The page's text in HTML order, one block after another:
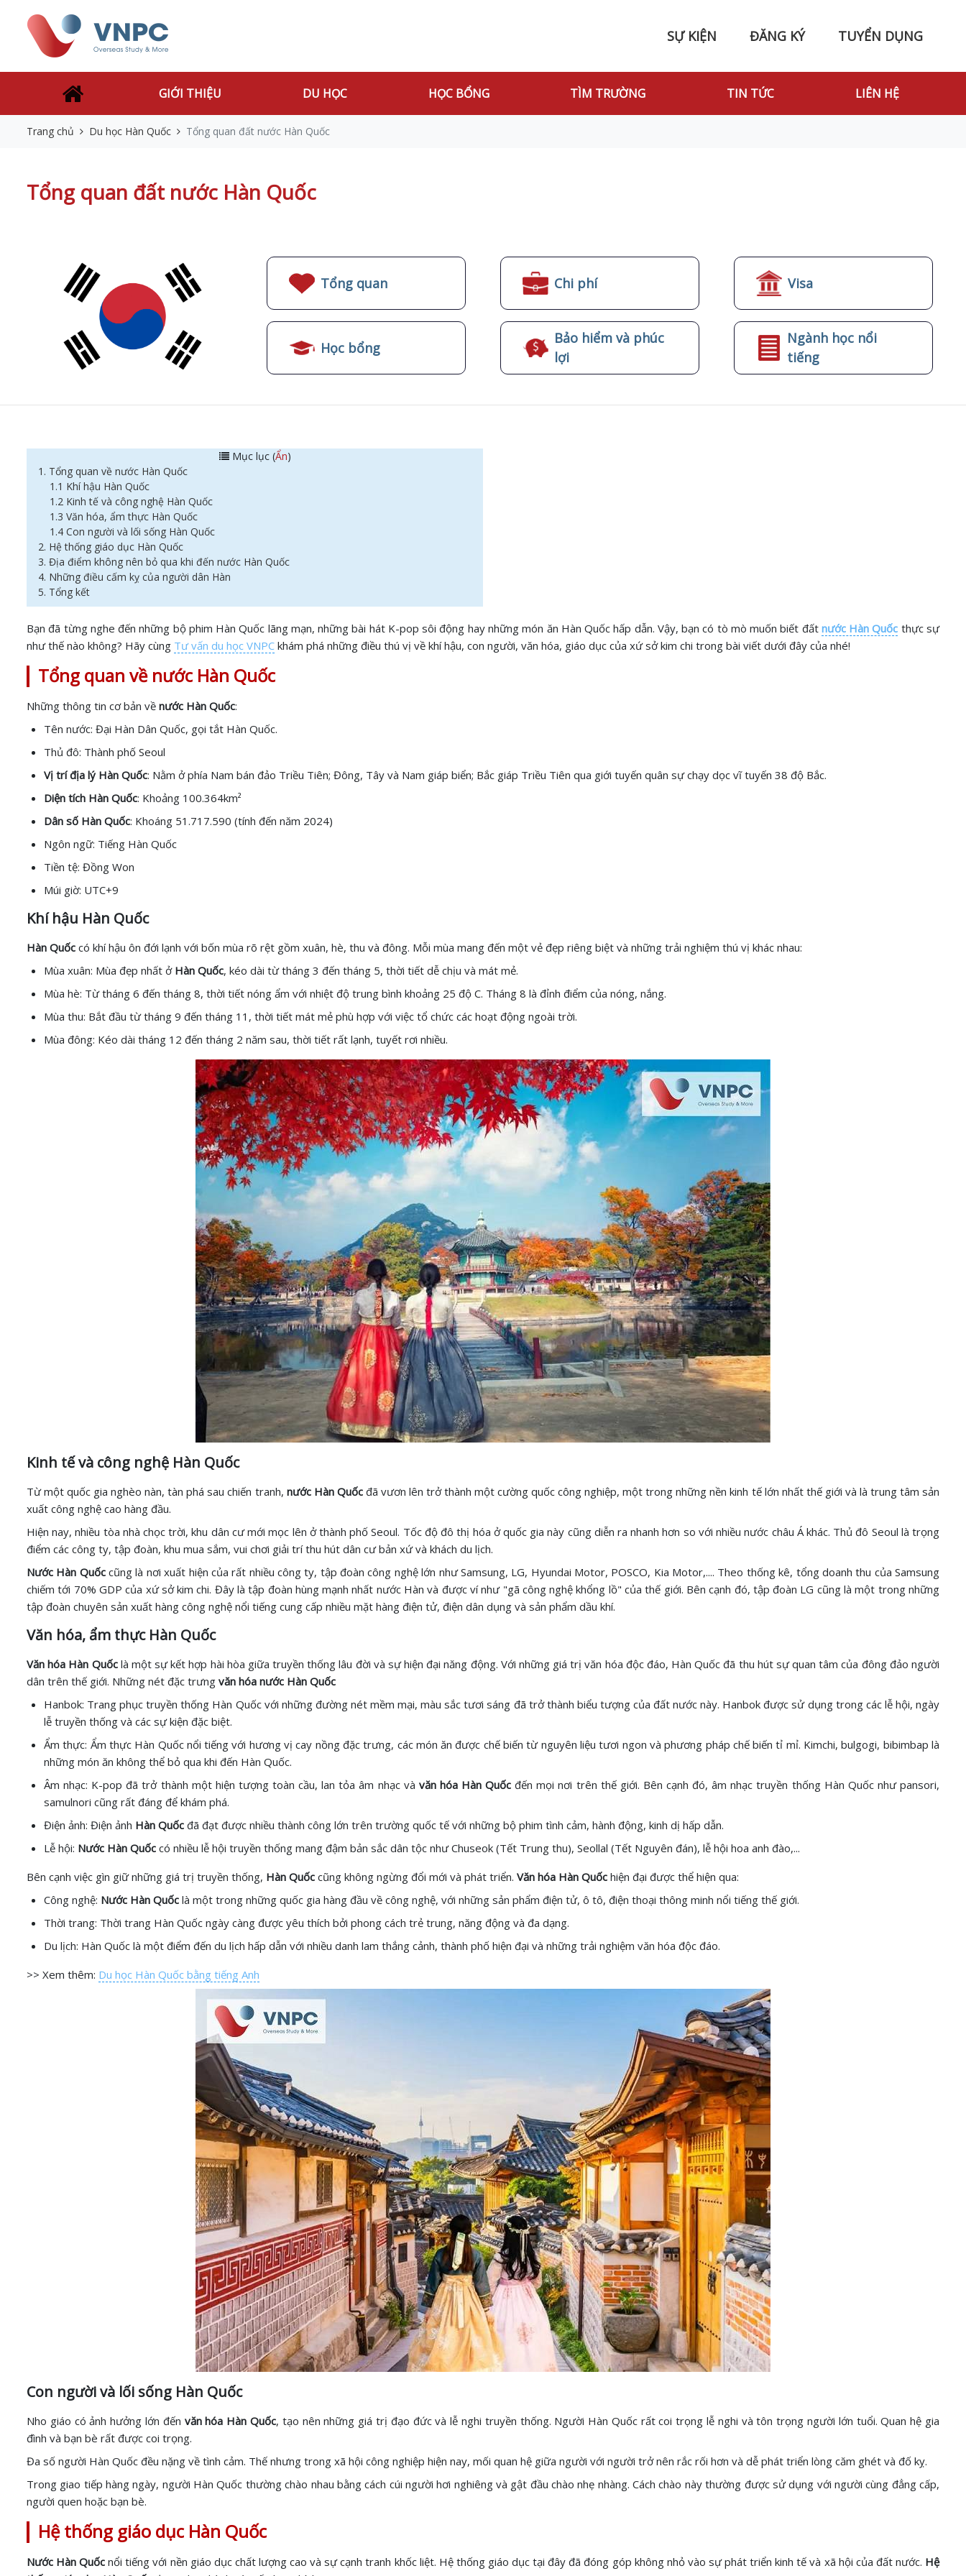
SỰ KIỆN ĐĂNG KÝ TUYỂN DỤNG
GIỚI THIỆU DU HỌC HỌC BỔNG TÌM TRƯỜNG TIN TỨC LIÊN HỆ
Trang chủ Du học Hàn Quốc Tổng quan đất nước Hàn Quốc
Tổng quan đất nước Hàn Quốc
Tổng quan
Học bổng
Chi phí
Bảo hiểm và phúc
lợi
Visa
Ngành học nổi
tiếng
Mục lục (Ẩn)
1. Tổng quan về nước Hàn Quốc
1.1 Khí hậu Hàn Quốc
1.2 Kinh tế và công nghệ Hàn Quốc
1.3 Văn hóa, ẩm thực Hàn Quốc
1.4 Con người và lối sống Hàn Quốc
2. Hệ thống giáo dục Hàn Quốc
3. Địa điểm không nên bỏ qua khi đến nước Hàn Quốc
4. Những điều cấm kỵ của người dân Hàn
5. Tổng kết
Bạn đã từng nghe đến những bộ phim Hàn Quốc lãng mạn, những bài hát K-pop sôi động hay những món ăn Hàn Quốc hấp dẫn. Vậy, bạn có tò mò muốn biết đất nước Hàn Quốc thực sự
như thế nào không? Hãy cùng Tư vấn du học VNPC khám phá những điều thú vị về khí hậu, con người, văn hóa, giáo dục của xứ sở kim chi trong bài viết dưới đây của nhé!
Tổng quan về nước Hàn Quốc
Những thông tin cơ bản về nước Hàn Quốc:
Tên nước: Đại Hàn Dân Quốc, gọi tắt Hàn Quốc.
Thủ đô: Thành phố Seoul
Vị trí địa lý Hàn Quốc: Nằm ở phía Nam bán đảo Triều Tiên; Đông, Tây và Nam giáp biển; Bắc giáp Triều Tiên qua giới tuyến quân sự chạy dọc vĩ tuyến 38 độ Bắc.
Diện tích Hàn Quốc: Khoảng 100.364km²
Dân số Hàn Quốc: Khoáng 51.717.590 (tính đến năm 2024)
Ngôn ngữ: Tiếng Hàn Quốc
Tiền tệ: Đồng Won
Múi giờ: UTC+9
Khí hậu Hàn Quốc
Hàn Quốc có khí hậu ôn đới lạnh với bốn mùa rõ rệt gồm xuân, hè, thu và đông. Mỗi mùa mang đến một vẻ đẹp riêng biệt và những trải nghiệm thú vị khác nhau:
Mùa xuân: Mùa đẹp nhất ởHàn Quốc, kéo dài từ tháng 3 đến tháng 5, thời tiết dễ chịu và mát mẻ.
Mùa hè: Từ tháng 6 đến tháng 8, thời tiết nóng ẩm với nhiệt độ trung bình khoảng 25 độ C. Tháng 8 là đỉnh điểm của nóng, nắng.
Mùa thu: Bắt đầu từ tháng 9 đến tháng 11, thời tiết mát mẻ phù hợp với việc tổ chức các hoạt động ngoài trời.
Mùa đông: Kéo dài tháng 12 đến tháng 2 năm sau, thời tiết rất lạnh, tuyết rơi nhiều.
Kinh tế và công nghệ Hàn Quốc
Từ một quốc gia nghèo nàn, tàn phá sau chiến tranh, nước Hàn Quốc đã vươn lên trở thành một cường quốc công nghiệp, một trong những nền kinh tế lớn nhất thế giới và là trung tâm sản
xuất công nghệ cao hàng đầu.
Hiện nay, nhiều tòa nhà chọc trời, khu dân cư mới mọc lên ở thành phố Seoul. Tốc độ đô thị hóa ở quốc gia này cũng diễn ra nhanh hơn so với nhiều nước châu Á khác. Thủ đô Seoul là trọng
điểm các công ty, tập đoàn, khu mua sắm, vui chơi giải trí thu hút dân cư bản xứ và khách du lịch.
Nước Hàn Quốccũng là nơi xuất hiện của rất nhiều công ty, tập đoàn công nghệ lớn như Samsung, LG, Hyundai Motor, POSCO, Kia Motor,.... Theo thống kê, tổng doanh thu của Samsung
chiếm tới 70% GDP của xứ sở kim chi. Đây là tập đoàn hùng mạnh nhất nước Hàn và được ví như "gã công nghệ khổng lồ" của thế giới. Bên cạnh đó, tập đoàn LG cũng là một trong những
tập đoàn chuyên sản xuất hàng công nghệ nổi tiếng cung cấp nhiều mặt hàng điện tử, điện dân dụng và sản phẩm dầu khí.
Văn hóa, ẩm thực Hàn Quốc
Văn hóa Hàn Quốclà một sự kết hợp hài hòa giữa truyền thống lâu đời và sự hiện đại năng động. Với những giá trị văn hóa độc đáo, Hàn Quốc đã thu hút sự quan tâm của đông đảo người
dân trên thế giới. Những nét đặc trưng văn hóa nước Hàn Quốc
Hanbok: Trang phục truyền thống Hàn Quốc với những đường nét mềm mại, màu sắc tươi sáng đã trở thành biểu tượng của đất nước này. Hanbok được sử dụng trong các lễ hội, ngày
lễ truyền thống và các sự kiện đặc biệt.
Ẩm thực: Ẩm thực Hàn Quốc nổi tiếng với hương vị cay nồng đặc trưng, các món ăn được chế biến từ nguyên liệu tươi ngon và phương pháp chế biến tỉ mỉ. Kimchi, bulgogi, bibimbap là
những món ăn không thể bỏ qua khi đến Hàn Quốc.
Âm nhạc: K-pop đã trở thành một hiện tượng toàn cầu, lan tỏa âm nhạc và văn hóa Hàn Quốc đến mọi nơi trên thế giới. Bên cạnh đó, âm nhạc truyền thống Hàn Quốc như pansori,
samulnori cũng rất đáng để khám phá.
Điện ảnh: Điện ảnh Hàn Quốc đã đạt được nhiều thành công lớn trên trường quốc tế với những bộ phim tình cảm, hành động, kinh dị hấp dẫn.
Lễ hội: Nước Hàn Quốc có nhiều lễ hội truyền thống mang đậm bản sắc dân tộc như Chuseok (Tết Trung thu), Seollal (Tết Nguyên đán), lễ hội hoa anh đào,...
Bên cạnh việc gìn giữ những giá trị truyền thống, Hàn Quốc cũng không ngừng đổi mới và phát triển. Văn hóa Hàn Quốc hiện đại được thể hiện qua:
Công nghệ: Nước Hàn Quốc là một trong những quốc gia hàng đầu về công nghệ, với những sản phẩm điện tử, ô tô, điện thoại thông minh nổi tiếng thế giới.
Thời trang: Thời trang Hàn Quốc ngày càng được yêu thích bởi phong cách trẻ trung, năng động và đa dạng.
Du lịch: Hàn Quốc là một điểm đến du lịch hấp dẫn với nhiều danh lam thắng cảnh, thành phố hiện đại và những trải nghiệm văn hóa độc đáo.
>> Xem thêm: Du học Hàn Quốc bằng tiếng Anh
Con người và lối sống Hàn Quốc
Nho giáo có ảnh hưởng lớn đến văn hóa Hàn Quốc, tạo nên những giá trị đạo đức và lễ nghi truyền thống. Người Hàn Quốc rất coi trọng lễ nghi và tôn trọng người lớn tuổi. Quan hệ gia
đình và bạn bè rất được coi trọng.
Đa số người Hàn Quốc đều nặng về tình cảm. Thế nhưng trong xã hội công nghiệp hiện nay, mối quan hệ giữa người với người trở nên rắc rối hơn và dễ phát triển lòng căm ghét và đố kỵ.
Trong giao tiếp hàng ngày, người Hàn Quốc thường chào nhau bằng cách cúi người hơi nghiêng và gật đầu chào nhẹ nhàng. Cách chào này thường được sử dụng với người cùng đẳng cấp,
người quen hoặc bạn bè.
Hệ thống giáo dục Hàn Quốc
Nước Hàn Quốcnổi tiếng với nền giáo dục chất lượng cao và sự cạnh tranh khốc liệt. Hệ thống giáo dục tại đây đã đóng góp không nhỏ vào sự phát triển kinh tế và xã hội của đất nước. Hệ